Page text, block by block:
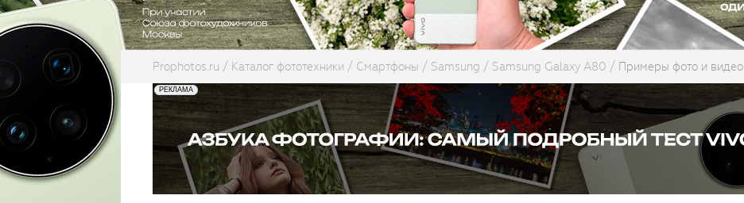
Prophotos.ru Каталог фототехники Смартфоны Samsung Samsung Galaxy A80 Примеры фото и видео